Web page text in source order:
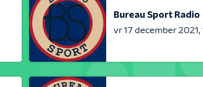
Bureau Sport Radio
vr 17 december 2021